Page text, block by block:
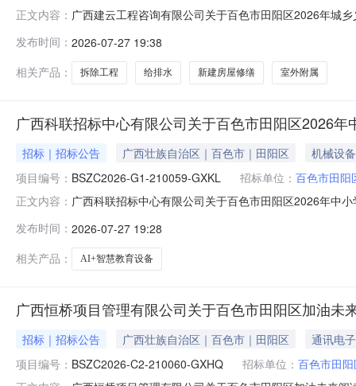
正文内容： 广西建云工程咨询有限公司关于百色市田阳区2026年城
广西壮族自治区百色市田阳区田州镇隆平大道A7区二期
发布时间： 2026-07-27 19:38
相关产品：
拆除工程 给排水 新建房屋修缮 室外附属
广西科联招标中心有限公司关于百色市田阳区2026
招标｜招标公告 广西壮族自治区｜百色市｜田阳区
机械设备
项目编号： BSZC2026-G1-210059-GXKL 招标单位： 百色市田阳
正文内容： 广西科联招标中心有限公司关于百色市田阳区2026年中
况项目编号：BSZC2026-G1-210059-GXKL项目名称：
发布时间： 2026-07-27 19:28
相关产品：
AI+智慧教育设备
广西恒桥项目管理有限公司关于百色市田阳区加油未
招标｜招标公告 广西壮族自治区｜百色市｜田阳区
通讯电子
项目编号： BSZC2026-C2-210060-GXHQ 招标单位： 百色市田